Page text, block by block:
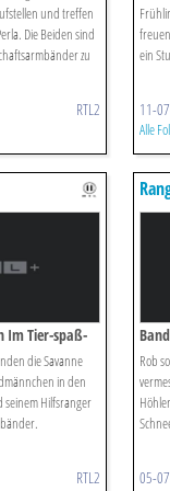
und treffen
Die Beiden sind
zu
RTL2
ein
11-
Alle
Im Tier-spaß-
die Savanne
in den
Hilfsranger
RTL2
Rob
05-